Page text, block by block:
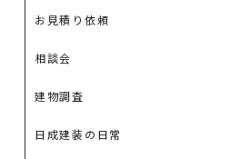
お見積り依頼
相談会
建物調査
日成建装の日常